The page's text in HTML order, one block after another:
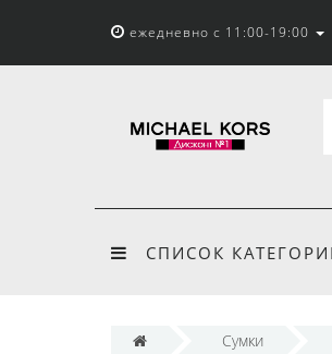
ежедневно с 11:00-19:00
СПИСОК
Сумки